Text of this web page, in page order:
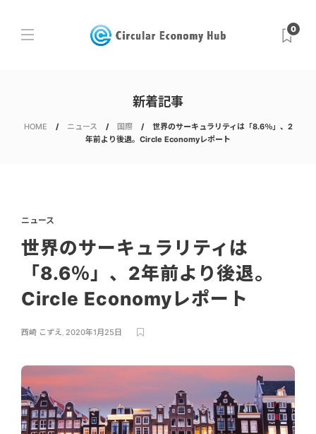
0
新着記事
HOME ニュース 国際
世界のサーキュラリティは「8.6％」、2
年前より後退。Circle Economyレポート
ニュース
世界のサーキュラリティは
「8.6％」、2年前より後退。
Circle Economyレポート
西崎 こずえ, 2020年1月25日